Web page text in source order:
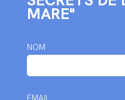
MARE"
NOM
EMAIL